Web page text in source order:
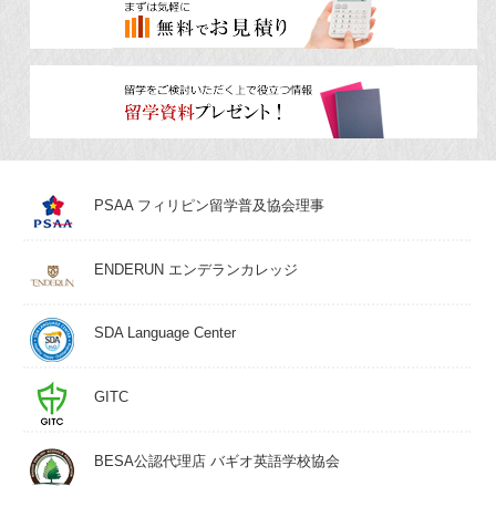
PSAA フィリピン留学普及協会理事
ENDERUN エンデランカレッジ
SDA Language Center
GITC
BESA公認代理店 バギオ英語学校協会